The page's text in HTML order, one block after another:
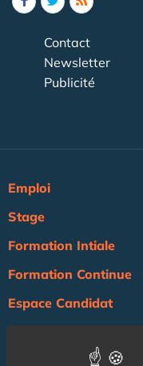
Contact
Newsletter
Publicité
Emploi
Stage
Formation Intiale
Formation Continue
Espace Candidat